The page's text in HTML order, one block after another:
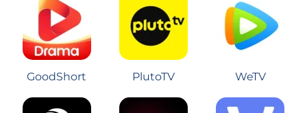
WeTV
PlutoTV
GoodShort